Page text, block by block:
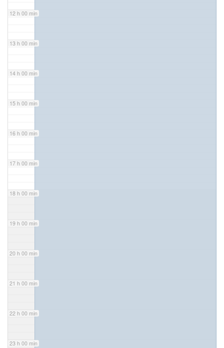
12 h 00 min
13 h 00 min
14 h 00 min
15 h 00 min
16 h 00 min
17 h 00 min
18 h 00 min
19 h 00 min
20 h 00 min
21 h 00 min
22 h 00 min
23 h 00 min